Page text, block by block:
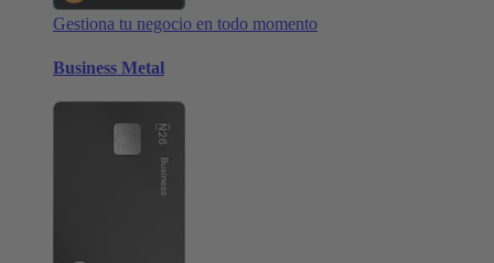
Gestiona tu negocio en todo momento
Business Metal